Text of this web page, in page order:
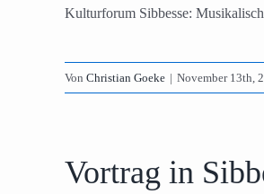
Kulturforum Sibbesse:
Von Christian Goeke | November 13th,
Vortrag in